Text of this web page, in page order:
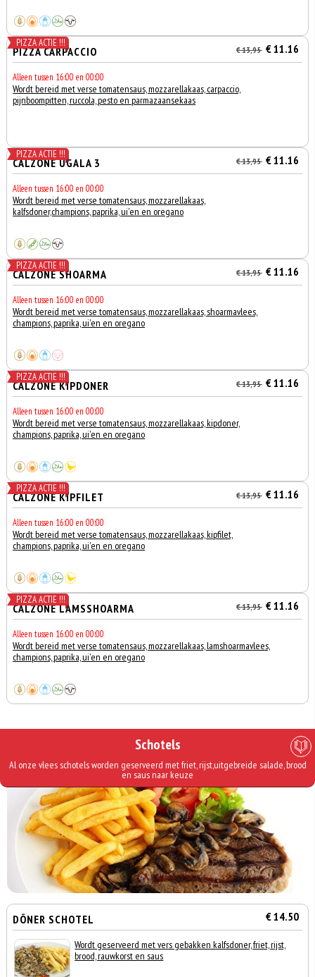
PIZZA ACTIE !!!
PIZZA CARPACCIO € 13,95 € 11.16
Alleen tussen 16:00 en 00:00
Wordt bereid met verse tomatensaus, mozzarellakaas, carpaccio,
pijnboompitten, ruccola, pesto en parmazaansekaas
PIZZA ACTIE !!!
CALZONE UGALA 3 € 13,95 € 11.16
Alleen tussen 16:00 en 00:00
Wordt bereid met verse tomatensaus, mozzarellakaas,
kalfsdoner,champions, paprika, ui'en en oregano
PIZZA ACTIE !!!
CALZONE SHOARMA € 13,95 € 11.16
Alleen tussen 16:00 en 00:00
Wordt bereid met verse tomatensaus, mozzarellakaas, shoarmavlees,
champions, paprika, ui'en en oregano
PIZZA ACTIE !!!
CALZONE KIPDONER € 13,95 € 11.16
Alleen tussen 16:00 en 00:00
Wordt bereid met verse tomatensaus, mozzarellakaas, kipdoner,
champions, paprika, ui'en en oregano
PIZZA ACTIE !!!
CALZONE KIPFILET € 13,95 € 11.16
Alleen tussen 16:00 en 00:00
Wordt bereid met verse tomatensaus, mozzarellakaas, kipfilet,
champions, paprika, ui'en en oregano
PIZZA ACTIE !!!
CALZONE LAMSSHOARMA € 13,95 € 11.16
Alleen tussen 16:00 en 00:00
Wordt bereid met verse tomatensaus, mozzarellakaas, lamshoarmavlees,
champions, paprika, ui'en en oregano
Schotels
Al onze vlees schotels worden geserveerd met friet, rijst,uitgebreide salade, brood
en saus naar keuze
DÖNER SCHOTEL € 14.50
Wordt geserveerd met vers gebakken kalfsdoner, friet, rijst,
brood, rauwkorst en saus